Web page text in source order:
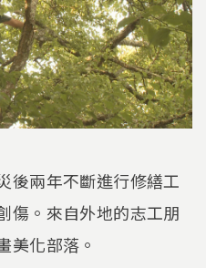
後兩年不斷進行修繕工
傷。來自外地的志工朋
美化部落。